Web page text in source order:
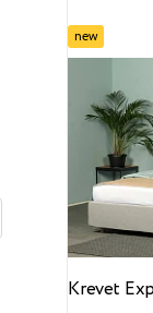
180x200
moderne
na leđima
new
Krevet